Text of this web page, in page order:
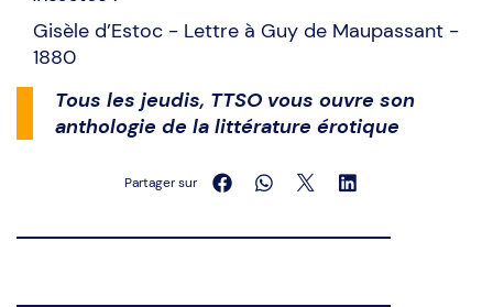
Gisèle d’Estoc - Lettre à Guy de Maupassant -
1880
Tous les jeudis, TTSO vous ouvre son
anthologie de la littérature érotique
Partager sur